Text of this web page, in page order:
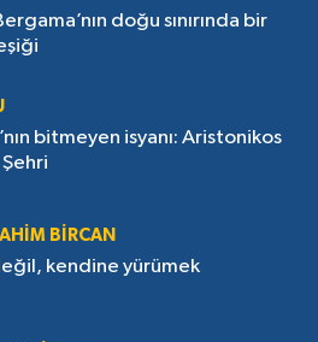
doğu sınırında bir
bitmeyen isyanı: Aristonikos
BIRCAN
kendine yürümek